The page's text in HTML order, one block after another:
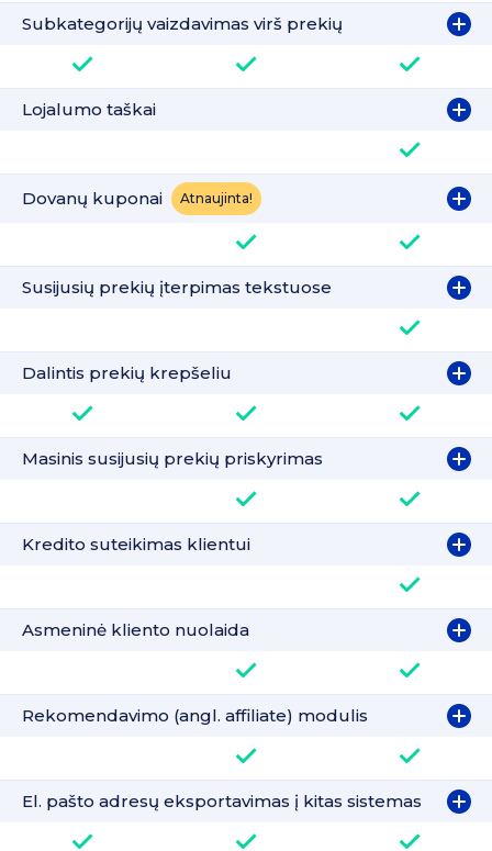
Subkategorijų vaizdavimas virš prekių
Lojalumo taškai
Dovanų kuponai Atnaujinta!
Susijusių prekių įterpimas tekstuose
Dalintis prekių krepšeliu
Masinis susijusių prekių priskyrimas
Kredito suteikimas klientui
Asmeninė kliento nuolaida
Rekomendavimo (angl. affiliate) modulis
El. pašto adresų eksportavimas į kitas sistemas